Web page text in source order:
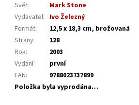
Svět:
Mark Stone
Vydavatel: Ivo Železný
Formát:
12,5 x 18,3 cm, brožovaná
Strany:
128
Rok:
2003
Vydání:
první
EAN:
9788023737899
Položka byla vyprodána…